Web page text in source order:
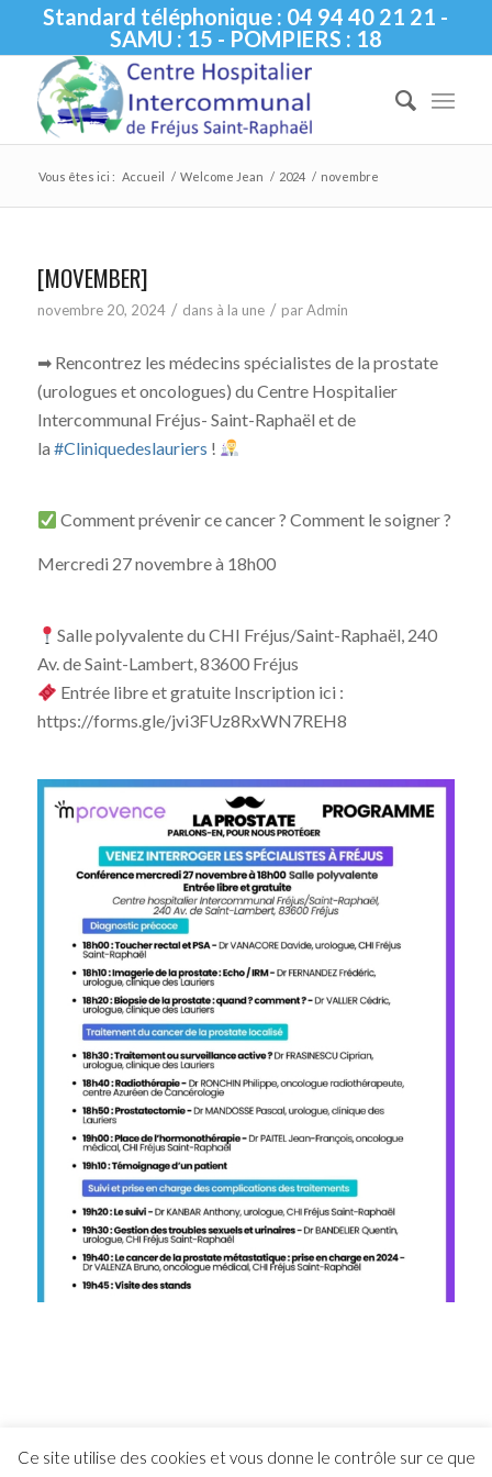
Standard téléphonique : 04 94 40 21 21 -
SAMU : 15 - POMPIERS : 18
Vous êtes ici : Accueil / Welcome Jean / 2024 / novembre
[MOVEMBER]
novembre 20, 2024 / dans à la une / parAdmin
➡ Rencontrez les médecins spécialistes de la prostate
(urologues et oncologues) du Centre Hospitalier
Intercommunal Fréjus- Saint-Raphaël et de
la #Cliniquedeslauriers !
Comment prévenir ce cancer ? Comment le soigner ?
Mercredi 27 novembre à 18h00
Salle polyvalente du CHI Fréjus/Saint-Raphaël, 240
Av. de Saint-Lambert, 83600 Fréjus
Entrée libre et gratuite Inscription ici :
https://forms.gle/jvi3FUz8RxWN7REH8
Ce site utilise des cookies et vous donne le contrôle sur ce que